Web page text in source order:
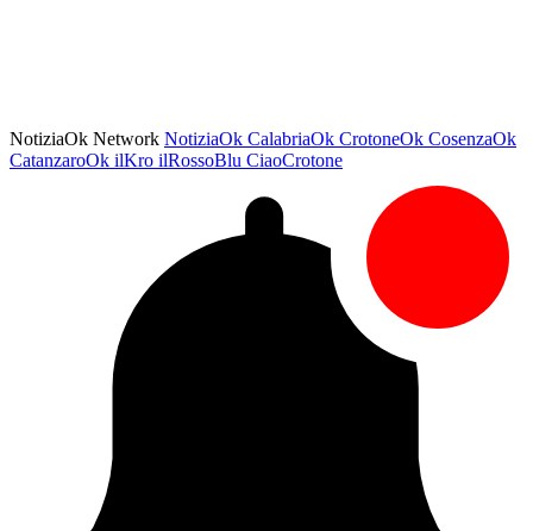
NotiziaOk Network NotiziaOk CalabriaOk CrotoneOk CosenzaOk
CatanzaroOk ilKro ilRossoBlu CiaoCrotone